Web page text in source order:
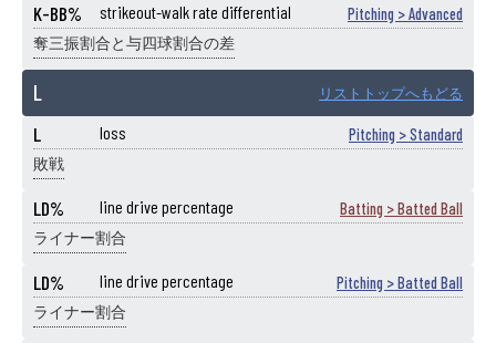
K-BB% strikeout-walk rate differential Pitching > Advanced
奪三振割合と与四球割合の差
L リストトップへもどる
L loss Pitching > Standard
敗戦
LD% line drive percentage Batting > Batted Ball
ライナー割合
LD% line drive percentage Pitching > Batted Ball
ライナー割合